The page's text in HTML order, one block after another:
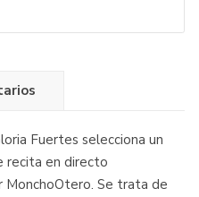
Fuertes selecciona un
recita en directo
MonchoOtero. Se trata de